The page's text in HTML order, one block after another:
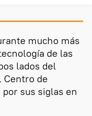
mucho más
de las
lados del
Centro de
sus siglas en